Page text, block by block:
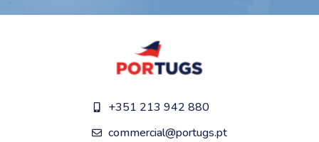
+351 213 942 880
commercial@portugs.pt